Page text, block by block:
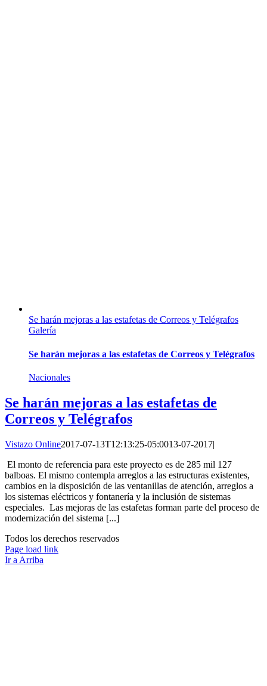
Se harán mejoras a las estafetas de Correos y Telégrafos
Galería
Se harán mejoras a las estafetas de Correos y Telégrafos
Nacionales
Se harán mejoras a las estafetas de
Correos y Telégrafos
Vistazo Online2017-07-13T12:13:25-05:0013-07-2017|
El monto de referencia para este proyecto es de 285 mil 127
balboas. El mismo contempla arreglos a las estructuras existentes,
cambios en la disposición de las ventanillas de atención, arreglos a
los sistemas eléctricos y fontanería y la inclusión de sistemas
especiales. Las mejoras de las estafetas forman parte del proceso de
modernización del sistema [...]
Todos los derechos reservados
Page load link
Ir a Arriba